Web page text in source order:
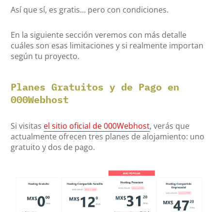
Así que sí, es gratis… pero con condiciones.
En la siguiente sección veremos con más detalle
cuáles son esas limitaciones y si realmente importan
según tu proyecto.
Planes Gratuitos y de Pago en
000Webhost
Si visitas el sitio oficial de 000Webhost, verás que
actualmente ofrecen tres planes de alojamiento: uno
gratuito y dos de pago.